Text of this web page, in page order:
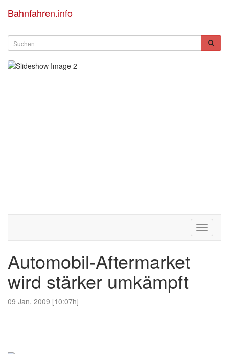
Bahnfahren.info
Toggle
Automobil-Aftermarket
wird stärker umkämpft
09 Jan. 2009 [10:07h]